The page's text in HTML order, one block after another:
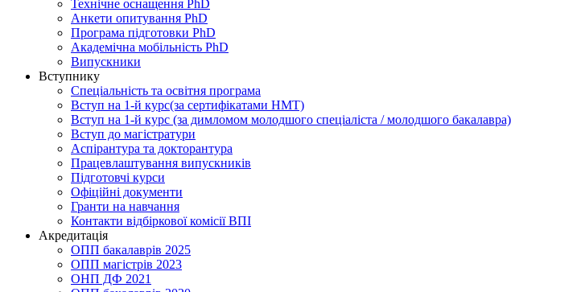
Технічне оснащення PhD
Анкети опитування PhD
Програма підготовки PhD
Академічна мобільність PhD
Випускники
Вступнику
Спеціальність та освітня програма
Вступ на 1-й курс(за сертифікатами НМТ)
Вступ на 1-й курс (за димломом молодшого спеціаліста / молодшого бакалавра)
Вступ до магістратури
Аспірантура та докторантура
Працевлаштування випускників
Підготовчі курси
Офіційні документи
Гранти на навчання
Контакти відбіркової комісії ВПІ
Акредитація
ОПП бакалаврів 2025
ОПП магістрів 2023
ОНП ДФ 2021